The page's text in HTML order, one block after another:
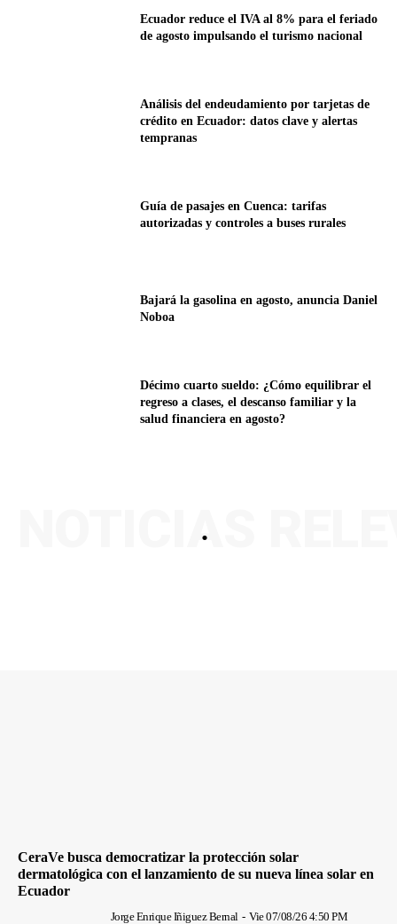
Ecuador reduce el IVA al 8% para el feriado
de agosto impulsando el turismo nacional
Análisis del endeudamiento por tarjetas de
crédito en Ecuador: datos clave y alertas
tempranas
Guía de pasajes en Cuenca: tarifas
autorizadas y controles a buses rurales
Bajará la gasolina en agosto, anuncia Daniel
Noboa
Décimo cuarto sueldo: ¿Cómo equilibrar el
regreso a clases, el descanso familiar y la
salud financiera en agosto?
.
NOTICIAS
CeraVe busca democratizar la protección solar
dermatológica con el lanzamiento de su nueva línea solar en
Ecuador
Jorge Enrique Iñiguez Bernal - Vie 07/08/26 4:50 PM